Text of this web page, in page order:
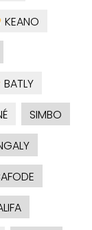
KEANO
BATLY
SIMBO